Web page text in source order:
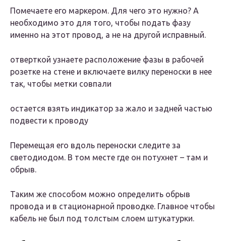
Помечаете его маркером. Для чего это нужно? А
необходимо это для того, чтобы подать фазу
именно на этот провод, а не на другой исправный.
отверткой узнаете расположение фазы в рабочей
розетке на стене и включаете вилку переноски в нее
так, чтобы метки совпали
остается взять индикатор за жало и задней частью
подвести к проводу
Перемещая его вдоль переноски следите за
светодиодом. В том месте где он потухнет – там и
обрыв.
Таким же способом можно определить обрыв
провода и в стационарной проводке. Главное чтобы
кабель не был под толстым слоем штукатурки.